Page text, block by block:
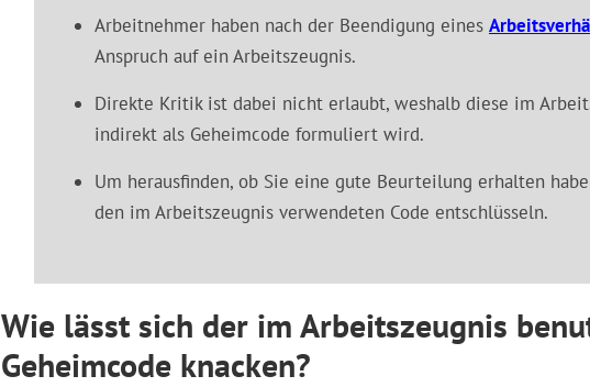
Arbeitnehmer haben nach der Beendigung eines
Anspruch auf ein Arbeitszeugnis.
Direkte Kritik ist dabei nicht erlaubt, weshalb diese im
indirekt als Geheimcode formuliert wird.
Um herausfinden, ob Sie eine gute Beurteilung erhalten
den im Arbeitszeugnis verwendeten Code entschlüsseln.
Wie lässt sich der im Arbeitszeugnis
Geheimcode knacken?